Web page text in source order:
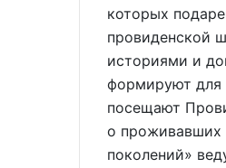
которых
провиденской
историями и
формируют для
посещают
о проживавших
поколений»